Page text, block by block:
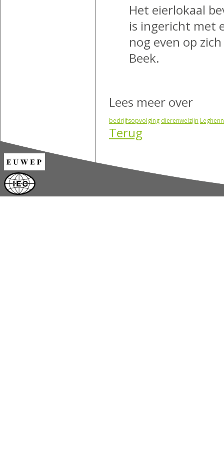
Het eierlokaal
is ingericht met
nog even op
Beek.
Lees meer over
bedrijfsopvolging dierenwelzijn
Terug